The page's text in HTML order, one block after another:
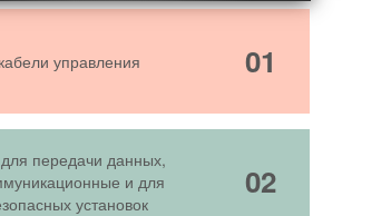
управления 01
передачи данных,
и для
установок
02